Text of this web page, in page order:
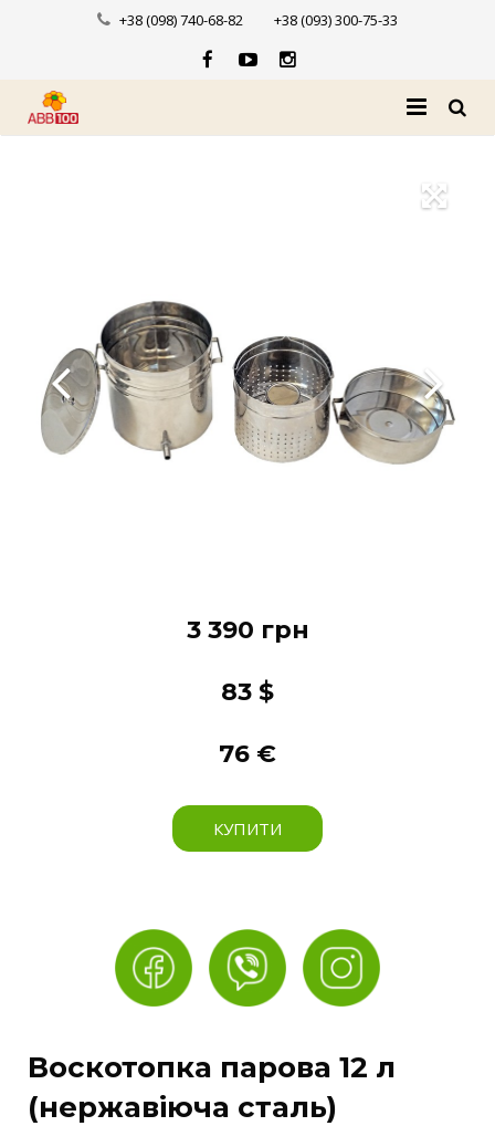
+38 (098) 740-68-82 +38 (093) 300-75-33
Доставка і оплата
Новини
Контакти
3 390 грн
83 $
76 €
КУПИТИ
Воскотопка парова 12 л
(нержавіюча сталь)